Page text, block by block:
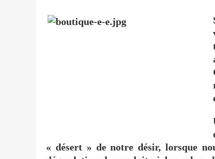
« désert » de notre désir, lorsque